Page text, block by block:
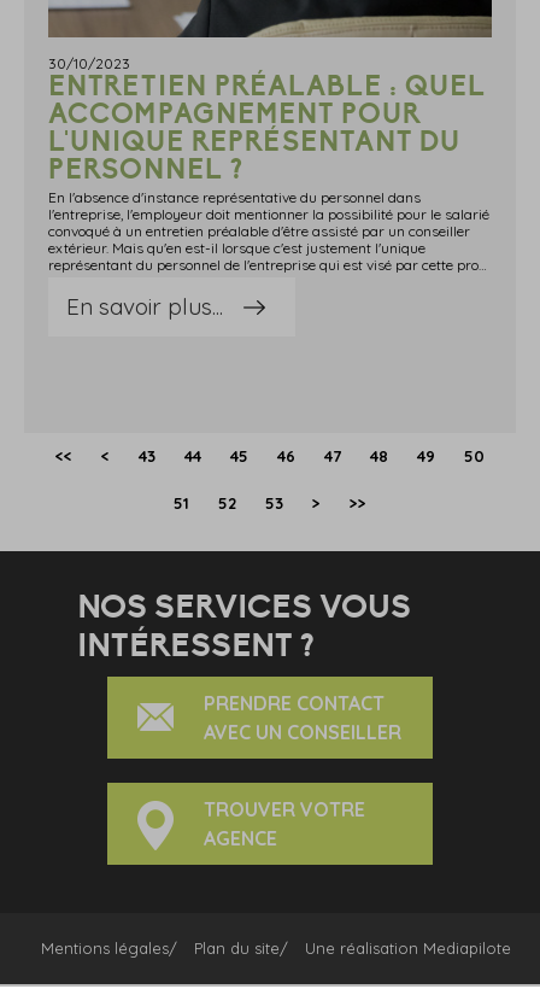
30/10/2023
ENTRETIEN PRÉALABLE : QUEL
ACCOMPAGNEMENT POUR
L'UNIQUE REPRÉSENTANT DU
PERSONNEL ?
En l'absence d'instance représentative du personnel dans
l'entreprise, l'employeur doit mentionner la possibilité pour le salarié
convoqué à un entretien préalable d'être assisté par un conseiller
extérieur. Mais qu'en est-il lorsque c'est justement l'unique
représentant du personnel de l'entreprise qui est visé par cette procédure ? Réponse du juge. L'employeur doit mentionner la possibilité d'un accompagnement extérieur !Un représentant du personnel est convoqué par son employeur à un entretien préalable. Mais puisqu'il est le seul représentant du personnel de l'entreprise, l'employeur se contente de mentionner la possibilité d'accompagnement à cet entretien par un salarié faisant partie de l'entreprise…« Insuffisant », pour l'élu : l'employeur aurait dû mentionner dans la lettre de convocation la possibilité de se faire accompagner par un conseiller du salarié, personne extérieure à l'entreprise. « Non ! », se défend l'employeur : cette possibilité d'accompagnement par un conseiller extérieur n'existe que lorsqu'il n'y a pas d'institutions représentatives du personnel dans l'entreprise. Or ici, il existait bien un représentant du personnel : le salarié convoqué ! L'employeur n'a donc pas manqué à ses obligations en ne mentionnant que la possibilité d'être accompagné par une personne de son choix dans l'entreprise. « Faux ! » tranche le juge, qui donne raison au salarié : la procédure est bien irrégulière. Lorsque le seul représentant du personnel de l'entreprise est convoqué à un entretien préalable, l'employeur doit se comporter comme s'il n'y avait pas d'instances représentatives dans l'entreprise et, de ce fait, mentionner la possibilité de se faire accompagner par un conseiller extérieur à l'entreprise. Sources : Arrêt du Conseil d'État du 13 octobre 2023, no 467113Entretien préalable : quel accompagnement pour l'unique représentant du personnel ? - © Copyright WebLex
En savoir plus...
<< < 43 44 45 46 47 48 49 50
51 52 53 > >>
NOS SERVICES VOUS
INTÉRESSENT ?
PRENDRE CONTACT
AVEC UN CONSEILLER
TROUVER VOTRE
AGENCE
Mentions légales Plan du site Une réalisation Mediapilote